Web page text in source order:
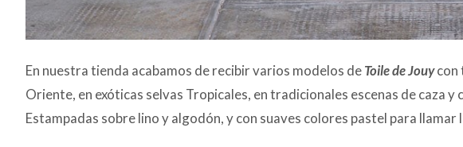
En nuestra tienda acabamos de recibir varios modelos deToile de Jouycon
Oriente, en exóticas selvas Tropicales, en tradicionales escenas de caza
Estampadas sobre lino y algodón, y con suaves colores pastel para llamar